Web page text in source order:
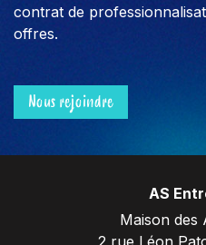
contrat de
offres.
Nous rejoindre
AS
Maison des
2 rue Léon